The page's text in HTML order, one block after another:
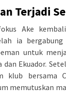
Terjadi
Ake
ia bergabung
untuk
dan Ekuador.
klub bersama
memutuskan